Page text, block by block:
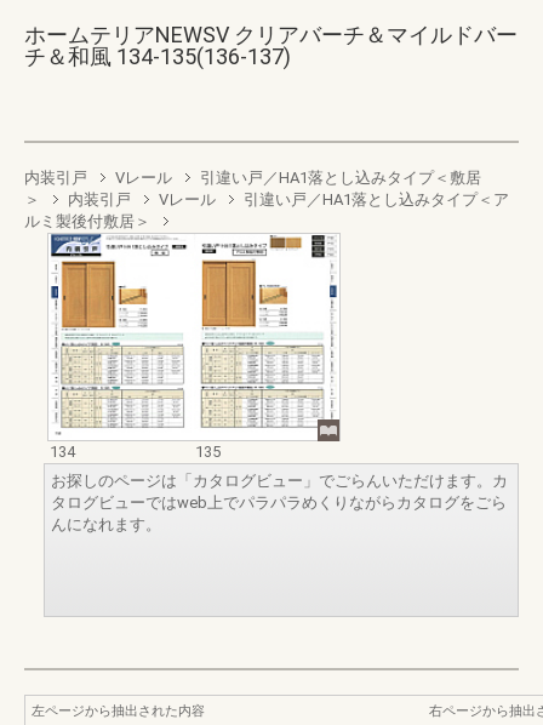
ホームテリアNEWSV クリアバーチ＆マイルドバー
チ＆和風 134-135(136-137)
内装引戸 Vレール
引違い戸／HA1落とし込みタイプ＜敷居
＞
内装引戸 Vレール
引違い戸／HA1落とし込みタイプ＜ア
ルミ製後付敷居＞
134
135
お探しのページは「カタログビュー」でごらんいただけます。カ
タログビューではweb上でパラパラめくりながらカタログをごら
んになれます。
左ページから抽出された内容
右ページから抽出